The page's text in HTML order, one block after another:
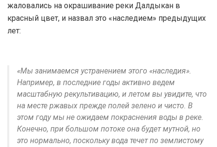
жаловались на окрашивание реки Далдыкан в
красный цвет, и назвал это «наследием» предыдущих
лет:
«Мы занимаемся устранением этого «наследия».
Например, в последние годы активно ведем
масштабную рекультивацию, и летом вы увидите, что
на месте ржавых прежде полей зелено и чисто. В
этом году мы не ожидаем покраснения воды в реке.
Конечно, при большом потоке она будет мутной, но
это нормально, поскольку вода течет по землистому